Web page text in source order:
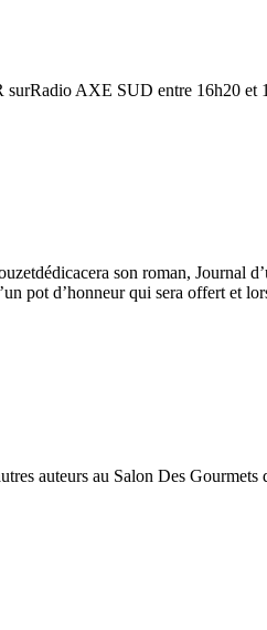
AXE SUD entre 16h20
son roman, Journal
pot d’honneur qui sera offert et
auteurs au Salon Des